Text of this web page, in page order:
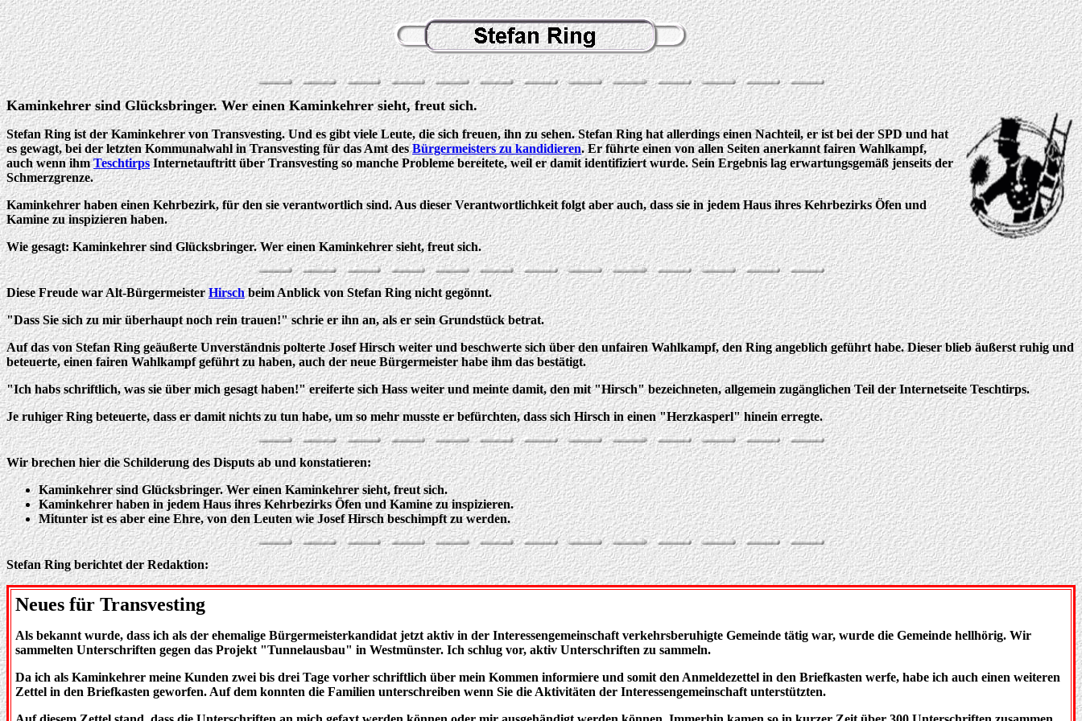
Kaminkehrer sind Glücksbringer. Wer einen Kaminkehrer sieht, freut sich.
Stefan Ring ist der Kaminkehrer von Transvesting. Und es gibt viele Leute, die sich freuen, ihn zu sehen. Stefan Ring hat allerdings einen Nachteil, er ist bei der SPD und hat
es gewagt, bei der letzten Kommunalwahl in Transvesting für das Amt desBürgermeisters zu kandidieren. Er führte einen von allen Seiten anerkannt fairen Wahlkampf,
auch wenn ihmTeschtirpsInternetauftritt über Transvesting so manche Probleme bereitete, weil er damit identifiziert wurde. Sein Ergebnis lag erwartungsgemäß jenseits der
Schmerzgrenze.
Kaminkehrer haben einen Kehrbezirk, für den sie verantwortlich sind. Aus dieser Verantwortlichkeit folgt aber auch, dass sie in jedem Haus ihres Kehrbezirks Öfen und
Kamine zu inspizieren haben.
Wie gesagt: Kaminkehrer sind Glücksbringer. Wer einen Kaminkehrer sieht, freut sich.
Diese Freude war Alt-BürgermeisterHirschbeim Anblick von Stefan Ring nicht gegönnt.
"Dass Sie sich zu mir überhaupt noch rein trauen!" schrie er ihn an, als er sein Grundstück betrat.
Auf das von Stefan Ring geäußerte Unverständnis polterte Josef Hirsch weiter und beschwerte sich über den unfairen Wahlkampf, den Ring angeblich geführt habe. Dieser blieb äußerst ruhig und
beteuerte, einen fairen Wahlkampf geführt zu haben, auch der neue Bürgermeister habe ihm das bestätigt.
"Ich habs schriftlich, was sie über mich gesagt haben!" ereiferte sich Hass weiter und meinte damit, den mit "Hirsch" bezeichneten, allgemein zugänglichen Teil der Internetseite Teschtirps.
Je ruhiger Ring beteuerte, dass er damit nichts zu tun habe, um so mehr musste er befürchten, dass sich Hirsch in einen "Herzkasperl" hinein erregte.
Wir brechen hier die Schilderung des Disputs ab und konstatieren:
Kaminkehrer sind Glücksbringer. Wer einen Kaminkehrer sieht, freut sich.
Kaminkehrer haben in jedem Haus ihres Kehrbezirks Öfen und Kamine zu inspizieren.
Mitunter ist es aber eine Ehre, von den Leuten wie Josef Hirsch beschimpft zu werden.
Stefan Ring berichtet der Redaktion:
Neues für Transvesting
Als bekannt wurde, dass ich als der ehemalige Bürgermeisterkandidat jetzt aktiv in der Interessengemeinschaft verkehrsberuhigte Gemeinde tätig war, wurde die Gemeinde hellhörig. Wir
sammelten Unterschriften gegen das Projekt "Tunnelausbau" in Westmünster. Ich schlug vor, aktiv Unterschriften zu sammeln.
Da ich als Kaminkehrer meine Kunden zwei bis drei Tage vorher schriftlich über mein Kommen informiere und somit den Anmeldezettel in den Briefkasten werfe, habe ich auch einen weiteren
Zettel in den Briefkasten geworfen. Auf dem konnten die Familien unterschreiben wenn Sie die Aktivitäten der Interessengemeinschaft unterstützten.